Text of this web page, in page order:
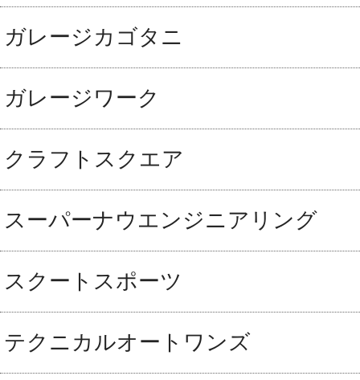
ガレージカゴタニ
ガレージワーク
クラフトスクエア
スーパーナウエンジニアリング
スクートスポーツ
テクニカルオートワンズ